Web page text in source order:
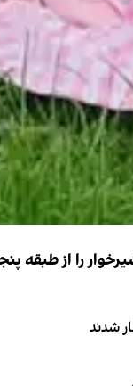
را از طبقه
شدند